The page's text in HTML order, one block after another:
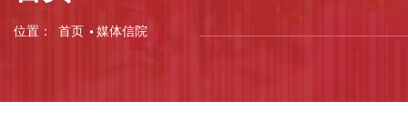
位置： 首页 媒体信院